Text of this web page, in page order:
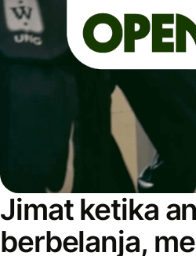
Jimat ketika
berbelanja,